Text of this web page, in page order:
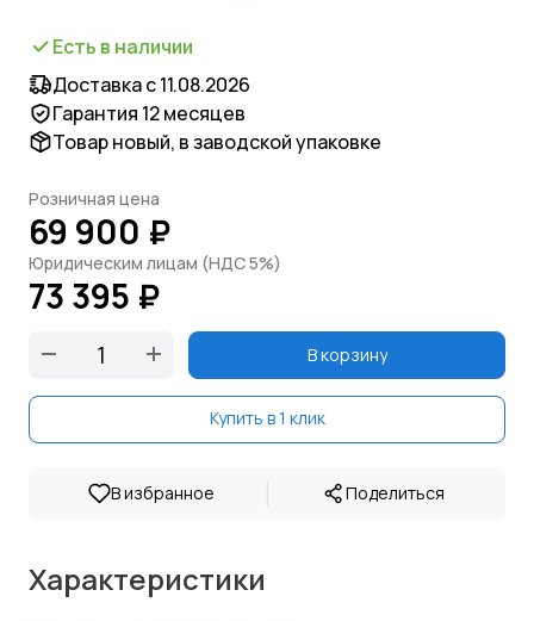
Есть в наличии
Доставка с 11.08.2026
Гарантия 12 месяцев
Товар новый, в заводской упаковке
Розничная цена
69 900 ₽
Юридическим лицам (НДС 5%)
73 395 ₽
В корзину
Купить в 1 клик
В избранное | Поделиться
Характеристики